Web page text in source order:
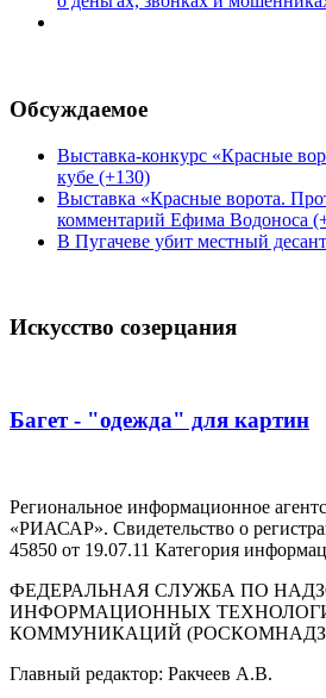
Обсуждаемое
Выставка-конкурс «Красные
кубе (+130)
Выставка «Красные ворота.
комментарий Ефима Водоноса
В Пугачеве убит местный
Искусство созерцания
Багет - "одежда" для картин
Региональное информационное
«РИАСАР». Свидетельство о
45850 от 19.07.11 Категория
ФЕДЕРАЛЬНАЯ СЛУЖБА ПО
ИНФОРМАЦИОННЫХ
КОММУНИКАЦИЙ
Главный редактор: Ракчеев А.В.